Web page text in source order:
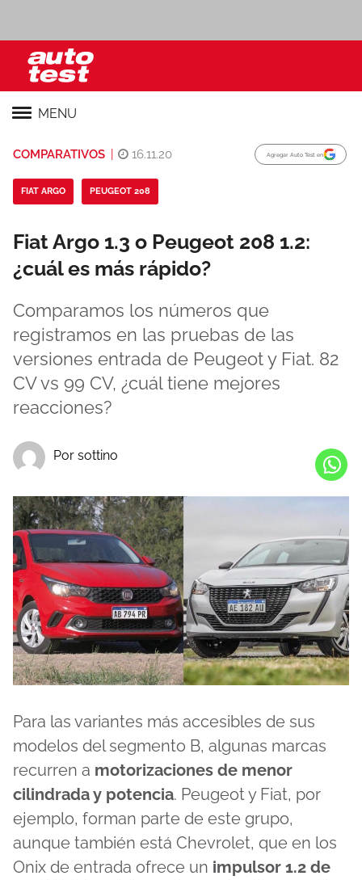
MENU
COMPARATIVOS 16.11.20 Agregar Auto Test en
FIAT ARGO PEUGEOT 208
Fiat Argo 1.3 o Peugeot 208 1.2:
¿cuál es más rápido?
Comparamos los números que
registramos en las pruebas de las
versiones entrada de Peugeot y Fiat. 82
CV vs 99 CV, ¿cuál tiene mejores
reacciones?
Por sottino
Para las variantes más accesibles de sus
modelos del segmento B, algunas marcas
recurren a motorizaciones de menor
cilindrada y potencia. Peugeot y Fiat, por
ejemplo, forman parte de este grupo,
aunque también está Chevrolet, que en los
Onix de entrada ofrece un impulsor 1.2 de